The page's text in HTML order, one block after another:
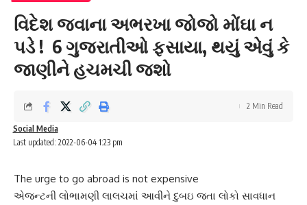
વિદેશ જવાના અભરખા જોજો મોંઘા ન
પડે ! 6 ગુજરાતીઓ ફસાયા, થયું એવું કે
જાણીને હચમચી જશો
Last updated: 2022-06-04 1:23 pm
Social Media
2 Min Read
The urge to go abroad is not expensive
એજન્ટની લોભામણી લાલચમાં આવીને દુબઇ જતા લોકો સાવધાન